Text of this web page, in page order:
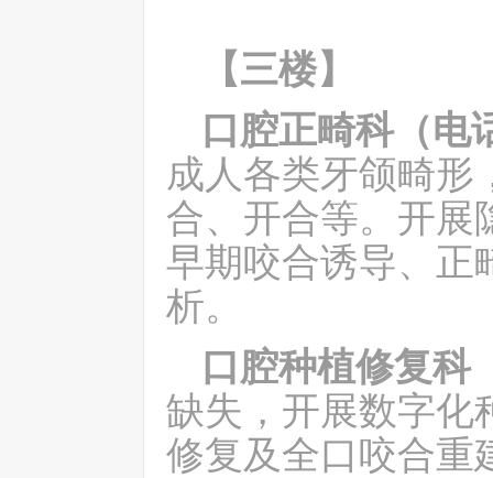
【三楼】
口腔正畸科（电
成人各类牙颌畸形
合、开合等。开展
早期咬合诱导、正
析。
口腔种植修复科
缺失，开展数字化
修复及全口咬合重